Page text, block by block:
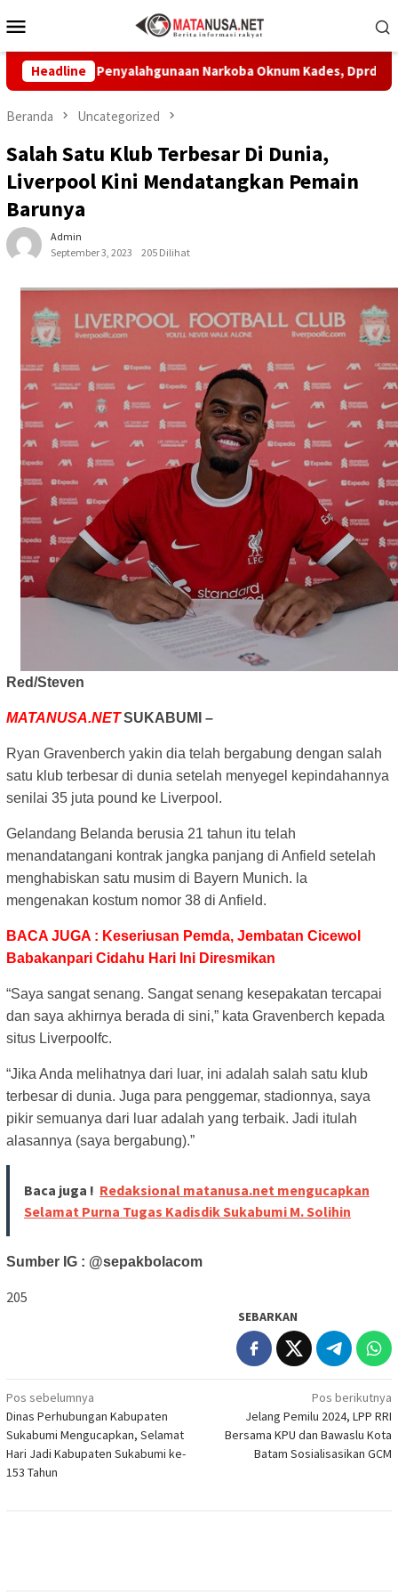
ke
Mobile
Headline
Penyalahgunaan Narkoba Oknum Kades, Dprd Minta Tidak
Beranda Uncategorized
Salah Satu Klub Terbesar Di Dunia,
Liverpool Kini Mendatangkan Pemain
Barunya
Admin
September 3, 2023
205 Dilihat
Red/Steven
MATANUSA.NETSUKABUMI –
Ryan Gravenberch yakin dia telah bergabung dengan salah
satu klub terbesar di dunia setelah menyegel kepindahannya
senilai 35 juta pound ke Liverpool.
Gelandang Belanda berusia 21 tahun itu telah
menandatangani kontrak jangka panjang di Anfield setelah
menghabiskan satu musim di Bayern Munich. la
mengenakan kostum nomor 38 di Anfield.
BACA JUGA : Keseriusan Pemda, Jembatan Cicewol
Babakanpari Cidahu Hari Ini Diresmikan
“Saya sangat senang. Sangat senang kesepakatan tercapai
dan saya akhirnya berada di sini,” kata Gravenberch kepada
situs Liverpoolfc.
“Jika Anda melihatnya dari luar, ini adalah salah satu klub
terbesar di dunia. Juga para penggemar, stadionnya, saya
pikir semuanya dari luar adalah yang terbaik. Jadi itulah
alasannya (saya bergabung).”
Baca juga ! Redaksional matanusa.net mengucapkan
Selamat Purna Tugas Kadisdik Sukabumi M. Solihin
Sumber IG : @sepakbolacom
205
SEBARKAN
Navigasi
pos
Pos sebelumnya
Dinas Perhubungan Kabupaten
Sukabumi Mengucapkan, Selamat
Hari Jadi Kabupaten Sukabumi ke-
153 Tahun
Pos berikutnya
Jelang Pemilu 2024, LPP RRI
Bersama KPU dan Bawaslu Kota
Batam Sosialisasikan GCM